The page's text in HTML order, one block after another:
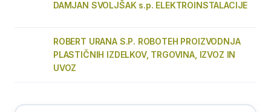
DAMJAN SVOLJŠAK s.p. ELEKTROINSTALACIJE
ROBERT URANA S.P. ROBOTEH PROIZVODNJA
PLASTIČNIH IZDELKOV, TRGOVINA, IZVOZ IN
UVOZ